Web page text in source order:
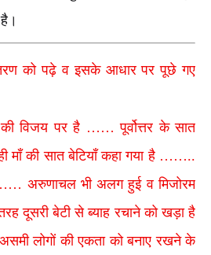
को पढ़े व इसके आधार पर पूछे गए
की विजय पर है …… पूर्वोत्तर के सात
माँ की सात बेटियाँ कहा गया है ……..
अरुणाचल भी अलग हुई व मिजोरम
दूसरी बेटी से ब्याह रचाने को खड़ा है
लोगों की एकता को बनाए रखने के